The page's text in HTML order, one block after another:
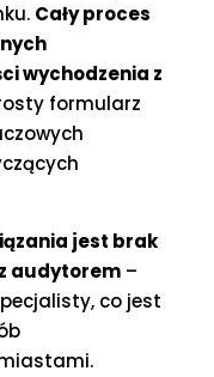
Cały proces
wychodzenia z
formularz
jest brak
audytorem –
co jest